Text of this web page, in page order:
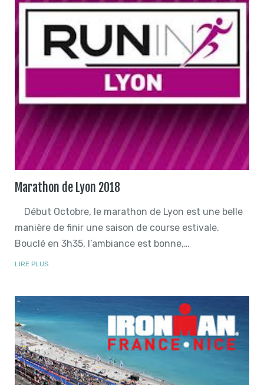
Marathon de Lyon 2018
Début Octobre, le marathon de Lyon est une belle
manière de finir une saison de course estivale.
Bouclé en 3h35, l’ambiance est bonne,…
LIRE PLUS